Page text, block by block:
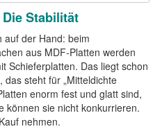
Stabilität
auf der Hand: beim
aus MDF-Platten werden
Schieferplatten. Das liegt schon
steht für „Mitteldichte
enorm fest und glatt sind,
können sie nicht konkurrieren.
nehmen.